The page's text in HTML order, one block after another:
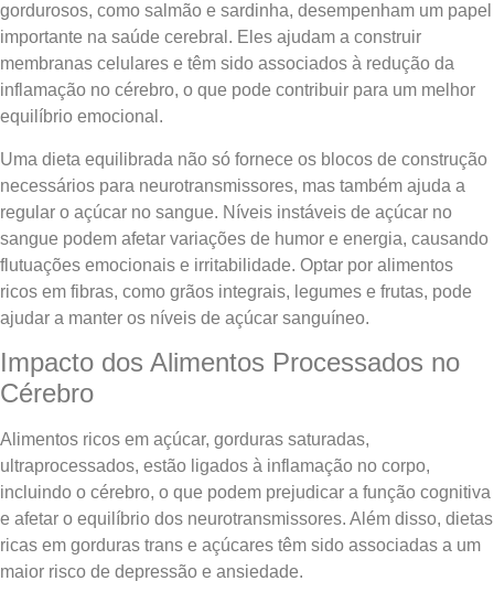
gordurosos, como salmão e sardinha, desempenham um papel
importante na saúde cerebral. Eles ajudam a construir
membranas celulares e têm sido associados à redução da
inflamação no cérebro, o que pode contribuir para um melhor
equilíbrio emocional.
Uma dieta equilibrada não só fornece os blocos de construção
necessários para neurotransmissores, mas também ajuda a
regular o açúcar no sangue. Níveis instáveis de açúcar no
sangue podem afetar variações de humor e energia, causando
flutuações emocionais e irritabilidade. Optar por alimentos
ricos em fibras, como grãos integrais, legumes e frutas, pode
ajudar a manter os níveis de açúcar sanguíneo.
Impacto dos Alimentos Processados no
Cérebro
Alimentos ricos em açúcar, gorduras saturadas,
ultraprocessados, estão ligados à inflamação no corpo,
incluindo o cérebro, o que podem prejudicar a função cognitiva
e afetar o equilíbrio dos neurotransmissores. Além disso, dietas
ricas em gorduras trans e açúcares têm sido associadas a um
maior risco de depressão e ansiedade.